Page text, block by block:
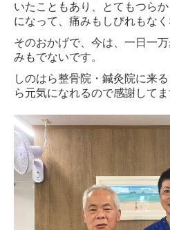
いたこともあり、とてもつら
になって、痛みもしびれもなく
そのおかげで、今は、一日一
みもでないです。
しのはら整骨院・鍼灸院に来
ら元気になれるので感謝してま